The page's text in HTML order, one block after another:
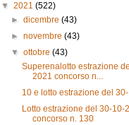
▼ 2021 (522)
►dicembre(43)
►novembre(43)
▼ottobre(43)
Superenalotto estrazione
2021 concorso n...
10 e lotto estrazione del
Lotto estrazione del 30-10-
concorso n. 130